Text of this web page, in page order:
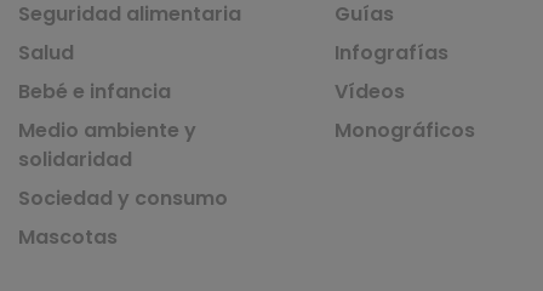
Seguridad alimentaria
Salud
Bebé e infancia
Medio ambiente y
solidaridad
Sociedad y consumo
Mascotas
Guías
Infografías
Vídeos
Monográficos